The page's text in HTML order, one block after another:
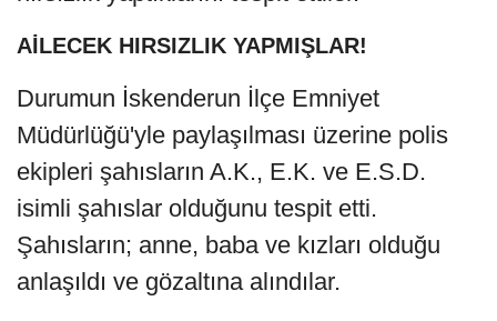
AİLECEK HIRSIZLIK YAPMIŞLAR!
Durumun İskenderun İlçe Emniyet
Müdürlüğü'yle paylaşılması üzerine polis
ekipleri şahısların A.K., E.K. ve E.S.D.
isimli şahıslar olduğunu tespit etti.
Şahısların; anne, baba ve kızları olduğu
anlaşıldı ve gözaltına alındılar.